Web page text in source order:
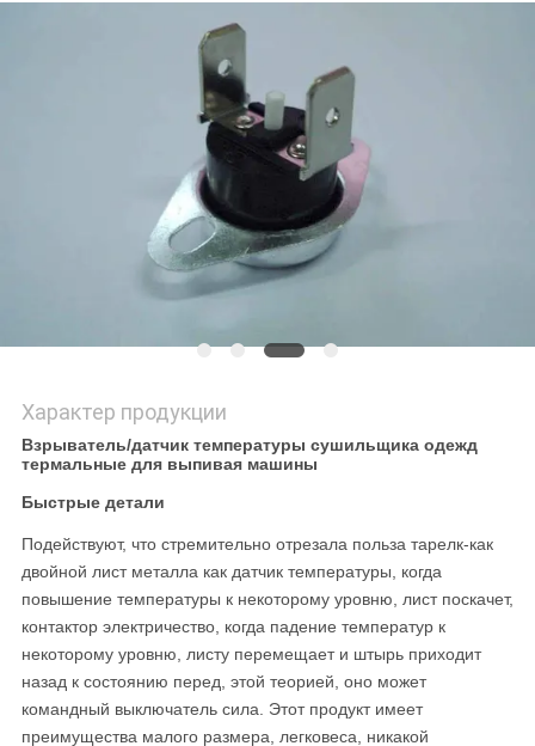
Характер продукции
Взрыватель/датчик температуры сушильщика одежд
термальные для выпивая машины
Быстрые детали
Подействуют, что стремительно отрезала польза тарелк-как
двойной лист металла как датчик температуры, когда
повышение температуры к некоторому уровню, лист поскачет,
контактор электричество, когда падение температур к
некоторому уровню, листу перемещает и штырь приходит
назад к состоянию перед, этой теорией, оно может
командный выключатель сила. Этот продукт имеет
преимущества малого размера, легковеса, никакой